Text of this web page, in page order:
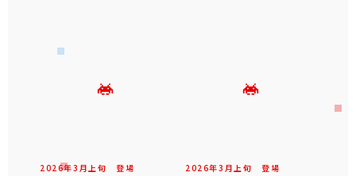
2026年3 月 上旬 登場 2026年3 月 上旬 登場